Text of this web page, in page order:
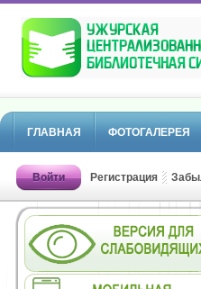
ГЛАВНАЯ ФОТОГАЛЕРЕЯ
Войти Регистрация